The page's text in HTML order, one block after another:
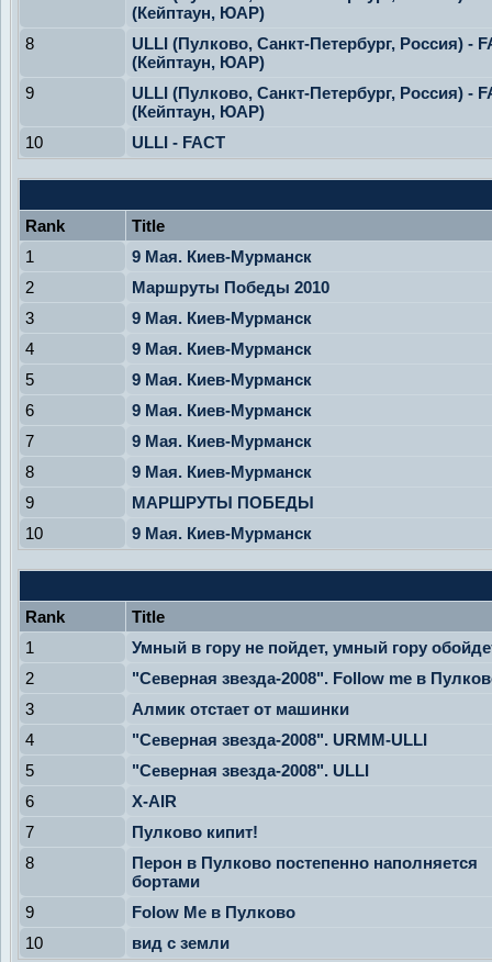
(Кейптаун, ЮАР)
8
ULLI (Пулково, Санкт-Петербург, Россия) -
(Кейптаун, ЮАР)
9
ULLI (Пулково, Санкт-Петербург, Россия) -
(Кейптаун, ЮАР)
10
ULLI - FACT
Rank
Title
1
9 Мая. Киев-Мурманск
2
Маршруты Победы 2010
3
9 Мая. Киев-Мурманск
4
9 Мая. Киев-Мурманск
5
9 Мая. Киев-Мурманск
6
9 Мая. Киев-Мурманск
7
9 Мая. Киев-Мурманск
8
9 Мая. Киев-Мурманск
9
МАРШРУТЫ ПОБЕДЫ
10
9 Мая. Киев-Мурманск
Rank
Title
1
Умный в гору не пойдет, умный гору
2
"Северная звезда-2008". Follow me в
3
Алмик отстает от машинки
4
"Северная звезда-2008". URMM-ULLI
5
"Северная звезда-2008". ULLI
6
X-AIR
7
Пулково кипит!
8
Перон в Пулково постепенно наполняется
бортами
9
Folow Me в Пулково
10
вид с земли